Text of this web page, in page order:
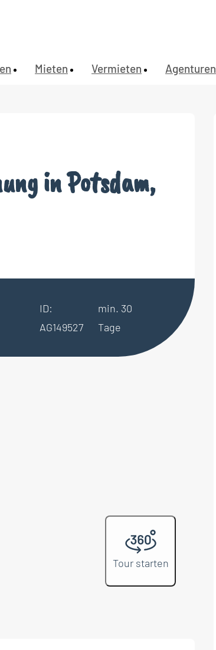
Mieten Vermieten Agenturen
in Potsdam,
ID:
AG149527
min. 30
Tage
Tour starten